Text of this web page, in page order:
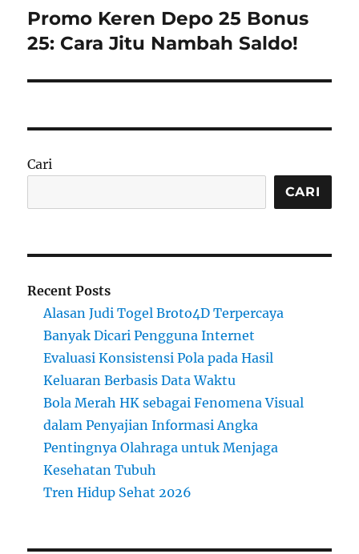
Next
post:
Promo Keren Depo 25 Bonus
25: Cara Jitu Nambah Saldo!
Cari
CARI
Recent Posts
Alasan Judi Togel Broto4D Terpercaya
Banyak Dicari Pengguna Internet
Evaluasi Konsistensi Pola pada Hasil
Keluaran Berbasis Data Waktu
Bola Merah HK sebagai Fenomena Visual
dalam Penyajian Informasi Angka
Pentingnya Olahraga untuk Menjaga
Kesehatan Tubuh
Tren Hidup Sehat 2026